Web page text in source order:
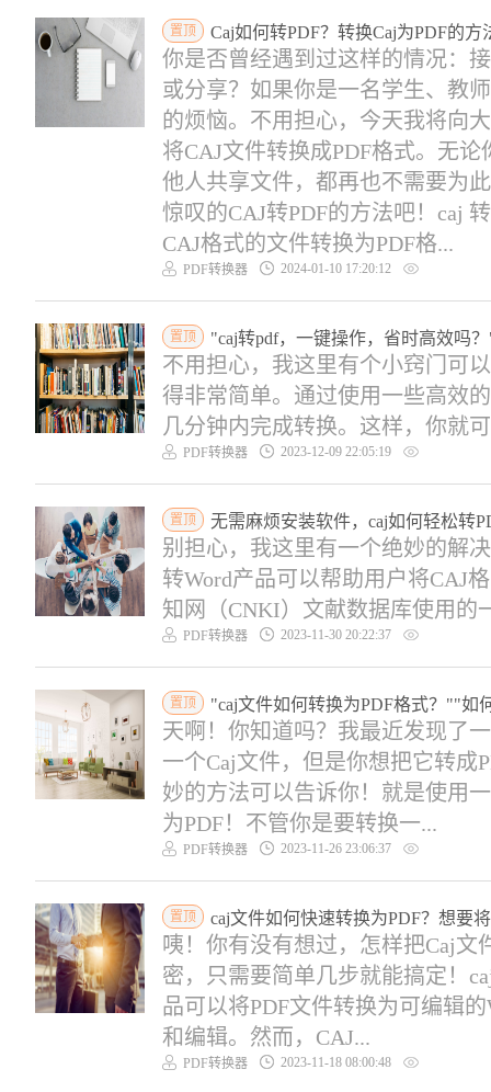
置顶 Caj如何转PDF？转换Caj为PDF的方
你是否曾经遇到过这样的情况：
或分享？如果你是一名学生、教
的烦恼。不用担心，今天我将向
将CAJ文件转换成PDF格式。无
他人共享文件，都再也不需要为
惊叹的CAJ转PDF的方法吧！caj
CAJ格式的文件转换为PDF格...
PDF转换器 2024-01-10 17:20:12
置顶 "caj转pdf，一键操作，省时高效吗
不用担心，我这里有个小窍门可
得非常简单。通过使用一些高效
几分钟内完成转换。这样，你就
PDF转换器 2023-12-09 22:05:19
置顶 无需麻烦安装软件，caj如何轻松转
别担心，我这里有一个绝妙的解
转Word产品可以帮助用户将CAJ
知网（CNKI）文献数据库使用的
PDF转换器 2023-11-30 20:22:37
置顶 "caj文件如何转换为PDF格式？""如
天啊！你知道吗？我最近发现了
一个Caj文件，但是你想把它转成
妙的方法可以告诉你！就是使用
为PDF！不管你是要转换一...
PDF转换器 2023-11-26 23:06:37
置顶 caj文件如何快速转换为PDF？想要
咦！你有没有想过，怎样把Caj文
密，只需要简单几步就能搞定！
品可以将PDF文件转换为可编辑
和编辑。然而，CAJ...
PDF转换器 2023-11-18 08:00:48